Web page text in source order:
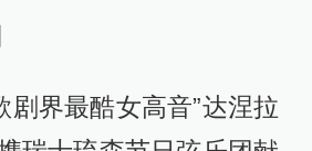
剧界最酷女高音”达涅拉